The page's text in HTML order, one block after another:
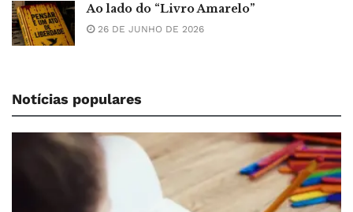
Ao lado do “Livro Amarelo”
26 DE JUNHO DE 2026
Notícias populares